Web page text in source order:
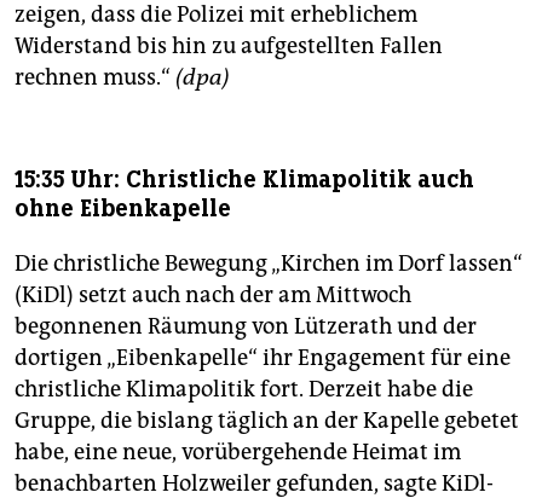
zeigen, dass die Polizei mit erheblichem
Widerstand bis hin zu aufgestellten Fallen
rechnen muss.“ (dpa)
15:35 Uhr: Christliche Klimapolitik auch
ohne Eibenkapelle
Die christliche Bewegung „Kirchen im Dorf lassen“
(KiDl) setzt auch nach der am Mittwoch
begonnenen Räumung von Lützerath und der
dortigen „Eibenkapelle“ ihr Engagement für eine
christliche Klimapolitik fort. Derzeit habe die
Gruppe, die bislang täglich an der Kapelle gebetet
habe, eine neue, vorübergehende Heimat im
benachbarten Holzweiler gefunden, sagte KiDl-